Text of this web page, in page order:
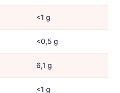
<1 g
<0,5 g
6,1 g
<1 g